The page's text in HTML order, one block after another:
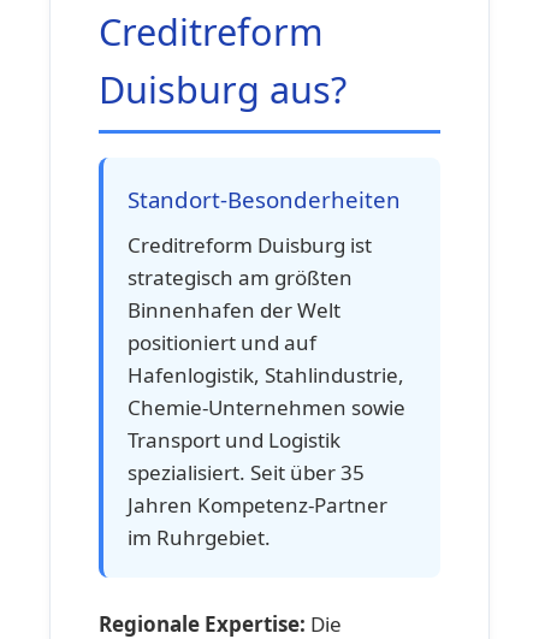
Creditreform
Duisburg aus?
Standort-Besonderheiten
Creditreform Duisburg ist
strategisch am größten
Binnenhafen der Welt
positioniert und auf
Hafenlogistik, Stahlindustrie,
Chemie-Unternehmen sowie
Transport und Logistik
spezialisiert. Seit über 35
Jahren Kompetenz-Partner
im Ruhrgebiet.
Regionale Expertise: Die